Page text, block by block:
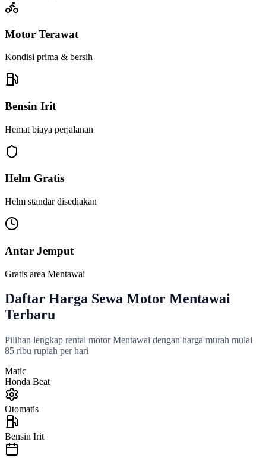
Motor Terawat
Kondisi prima & bersih
Bensin Irit
Hemat biaya perjalanan
Helm Gratis
Helm standar disediakan
Antar Jemput
Gratis area Mentawai
Daftar Harga Sewa Motor Mentawai
Terbaru
Pilihan lengkap rental motor Mentawai dengan harga murah mulai
85 ribu rupiah per hari
Matic
Honda Beat
Otomatis
Bensin Irit